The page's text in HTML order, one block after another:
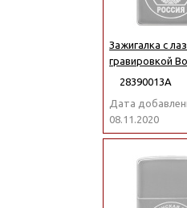
Зажигалка с
гравировкой
28390013А
Дата
08.11.2020